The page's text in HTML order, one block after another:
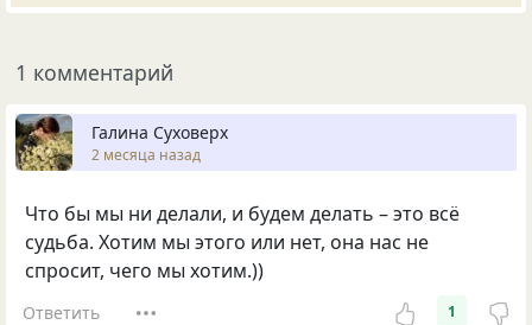
1 комментарий
Галина Суховерх
2 месяца назад
Что бы мы ни делали, и будем делать – это всё
судьба. Хотим мы этого или нет, она нас не
спросит, чего мы хотим.))
Ответить 1